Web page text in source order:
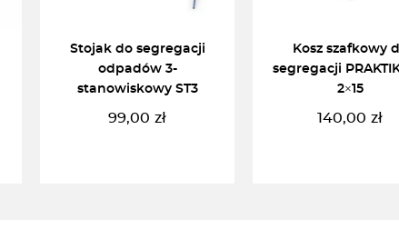
Stojak do segregacji
odpadów 3-
stanowiskowy ST3
99,00 zł
Kosz szafkowy
segregacji
2×15
140,00 zł